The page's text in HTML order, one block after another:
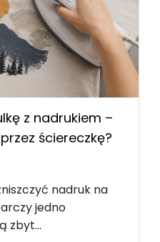
z nadrukiem –
ściereczkę?
nadruk na
jedno
zbyt...